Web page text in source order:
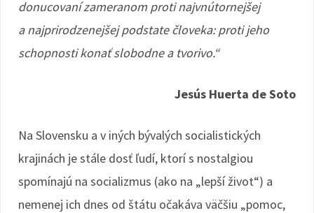
donucovaní zameranom proti najvnútornejšej
a najprirodzenejšej podstate človeka: proti jeho
schopnosti konať slobodne a tvorivo.“
Jesús Huerta de Soto
Na Slovensku a v iných bývalých socialistických
krajinách je stále dosť ľudí, ktorí s nostalgiou
spomínajú na socializmus (ako na „lepší život“) a
nemenej ich dnes od štátu očakáva väčšiu „pomoc,